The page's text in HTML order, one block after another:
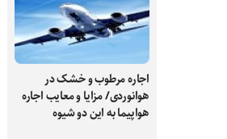
اجاره مرطوب و خشک در
هوانوردی/ مزایا و معایب اجاره
هواپیما به این دو شیوه